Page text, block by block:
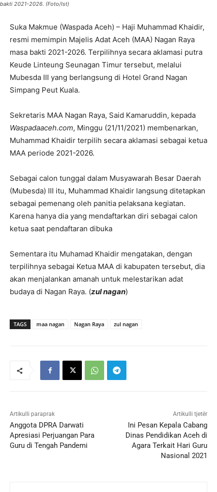
bakti 2021-2026. (Foto/Ist)
Suka Makmue (Waspada Aceh) – Haji Muhammad Khaidir,
resmi memimpin Majelis Adat Aceh (MAA) Nagan Raya
masa bakti 2021-2026. Terpilihnya secara aklamasi putra
Keude Linteung Seunagan Timur tersebut, melalui
Mubesda III yang berlangsung di Hotel Grand Nagan
Simpang Peut Kuala.
Sekretaris MAA Nagan Raya, Said Kamaruddin, kepada
Waspadaaceh.com, Minggu (21/11/2021) membenarkan,
Muhammad Khaidir terpilih secara aklamasi sebagai ketua
MAA periode 2021-2026.
Sebagai calon tunggal dalam Musyawarah Besar Daerah
(Mubesda) III itu, Muhammad Khaidir langsung ditetapkan
sebagai pemenang oleh panitia pelaksana kegiatan.
Karena hanya dia yang mendaftarkan diri sebagai calon
ketua saat pendaftaran dibuka
Sementara itu Muhamad Khaidir mengatakan, dengan
terpilihnya sebagai Ketua MAA di kabupaten tersebut, dia
akan menjalankan amanah untuk melestarikan adat
budaya di Nagan Raya. (zul nagan)
TAGS maa nagan Nagan Raya zul nagan
Artikulli paraprak
Anggota DPRA Darwati
Apresiasi Perjuangan Para
Guru di Tengah Pandemi
Artikulli tjetër
Ini Pesan Kepala Cabang
Dinas Pendidikan Aceh di
Agara Terkait Hari Guru
Nasional 2021